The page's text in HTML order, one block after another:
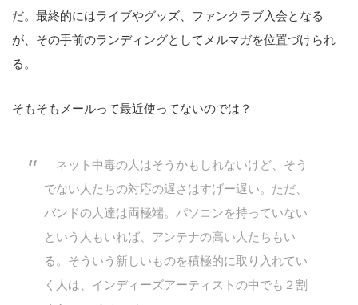
だ。最終的にはライブやグッズ、ファンクラブ入会となる
が、その手前のランディングとしてメルマガを位置づけられ
る。
そもそもメールって最近使ってないのでは？
ネット中毒の人はそうかもしれないけど、そう
でない人たちの対応の遅さはすげー遅い。ただ、
バンドの人達は両極端。パソコンを持っていない
という人もいれば、アンテナの高い人たちもい
る。そういう新しいものを積極的に取り入れてい
く人は、インディーズアーティストの中でも２割